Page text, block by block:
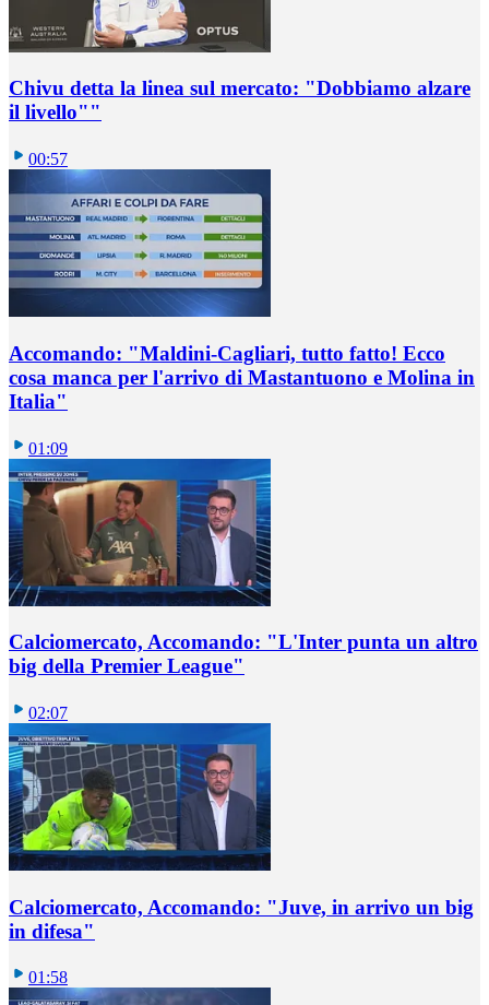
Chivu detta la linea sul mercato: "Dobbiamo alzare
il livello""
00:57
Accomando: "Maldini-Cagliari, tutto fatto! Ecco
cosa manca per l'arrivo di Mastantuono e Molina in
Italia"
01:09
Calciomercato, Accomando: "L'Inter punta un altro
big della Premier League"
02:07
Calciomercato, Accomando: "Juve, in arrivo un big
in difesa"
01:58